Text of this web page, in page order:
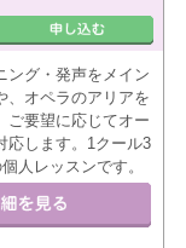
ング・発声をメイン
、オペラのアリアを
要望に応じてオー
応します。1クール3
人レッスンです。